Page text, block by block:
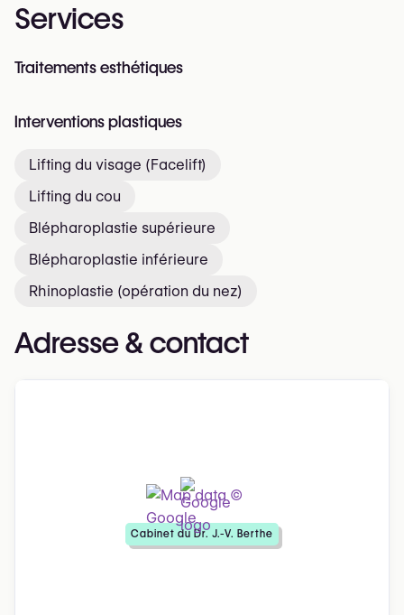
Services
Traitements esthétiques
Interventions plastiques
Lifting du visage (Facelift)
Lifting du cou
Blépharoplastie supérieure
Blépharoplastie inférieure
Rhinoplastie (opération du nez)
Adresse & contact
Cabinet du Dr. J.-V. Berthe